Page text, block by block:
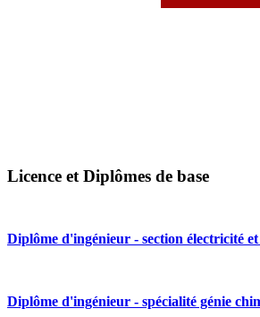
Licence et Diplômes de base
Diplôme d'ingénieur - section électricité
Diplôme d'ingénieur - spécialité génie